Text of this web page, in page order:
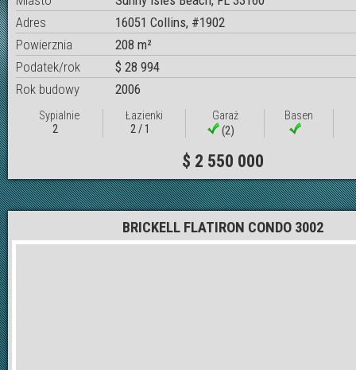
Adres
16051 Collins, #1902
Powierznia
208 m²
Podatek/rok
$ 28 994
Rok budowy
2006
Sypialnie
2
Łazienki
2 / 1
Garaż
(2)
Basen
$ 2 550 000
BRICKELL FLATIRON CONDO 3002